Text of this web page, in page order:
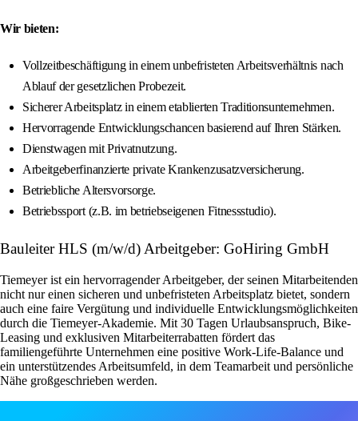
Wir bieten:
Vollzeitbeschäftigung in einem unbefristeten Arbeitsverhältnis nach
Ablauf der gesetzlichen Probezeit.
Sicherer Arbeitsplatz in einem etablierten Traditionsunternehmen.
Hervorragende Entwicklungschancen basierend auf Ihren Stärken.
Dienstwagen mit Privatnutzung.
Arbeitgeberfinanzierte private Krankenzusatzversicherung.
Betriebliche Altersvorsorge.
Betriebssport (z.B. im betriebseigenen Fitnessstudio).
Bauleiter HLS (m/w/d) Arbeitgeber: GoHiring GmbH
Tiemeyer ist ein hervorragender Arbeitgeber, der seinen Mitarbeitenden
nicht nur einen sicheren und unbefristeten Arbeitsplatz bietet, sondern
auch eine faire Vergütung und individuelle Entwicklungsmöglichkeiten
durch die Tiemeyer-Akademie. Mit 30 Tagen Urlaubsanspruch, Bike-
Leasing und exklusiven Mitarbeiterrabatten fördert das
familiengeführte Unternehmen eine positive Work-Life-Balance und
ein unterstützendes Arbeitsumfeld, in dem Teamarbeit und persönliche
Nähe großgeschrieben werden.